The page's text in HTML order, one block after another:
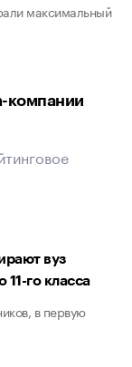
максимальный
компании
вуз
го класса
в первую